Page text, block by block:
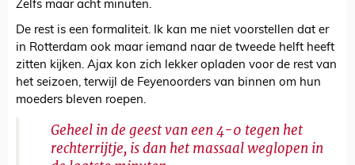
Zelfs maar acht minuten.
De rest is een formaliteit. Ik kan me niet voorstellen dat er
in Rotterdam ook maar iemand naar de tweede helft heeft
zitten kijken. Ajax kon zich lekker opladen voor de rest van
het seizoen, terwijl de Feyenoorders van binnen om hun
moeders bleven roepen.
Geheel in de geest van een 4-0 tegen het
rechterrijtje, is dan het massaal weglopen in